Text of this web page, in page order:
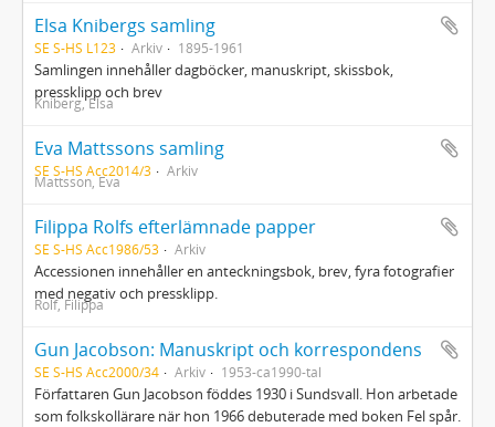
Elsa Knibergs samling
SE S-HS L123 Arkiv 1895-1961
Samlingen innehåller dagböcker, manuskript, skissbok,
pressklipp och brev
Kniberg, Elsa
Eva Mattssons samling
SE S-HS Acc2014/3 Arkiv
Mattsson, Eva
Filippa Rolfs efterlämnade papper
SE S-HS Acc1986/53 Arkiv
Accessionen innehåller en anteckningsbok, brev, fyra fotografier
med negativ och pressklipp.
Rolf, Filippa
Gun Jacobson: Manuskript och korrespondens
SE S-HS Acc2000/34 Arkiv 1953-ca1990-tal
Författaren Gun Jacobson föddes 1930 i Sundsvall. Hon arbetade
som folkskollärare när hon 1966 debuterade med boken Fel spår.